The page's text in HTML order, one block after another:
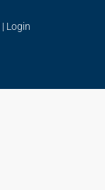
| Login